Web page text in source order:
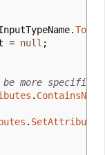
.
= null ;
be more specific
. ContainsName
. SetAttribute